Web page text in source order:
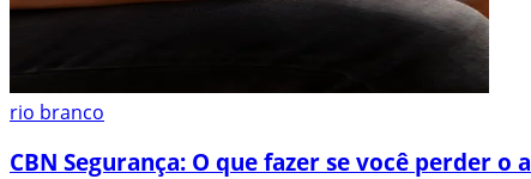
rio branco
CBN Segurança: O que fazer se você perder o